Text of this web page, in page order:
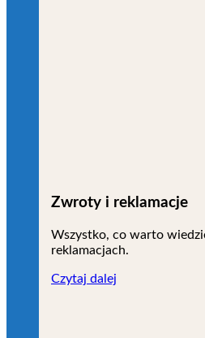
Zwroty i reklamacje
Wszystko, co warto
reklamacjach.
Czytaj dalej